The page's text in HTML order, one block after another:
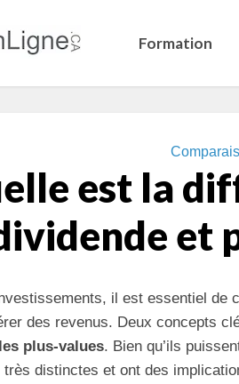
Formation
est la
et
il est essentiel
des revenus. Deux concepts
les plus-values. Bien qu’ils
distinctes et ont des